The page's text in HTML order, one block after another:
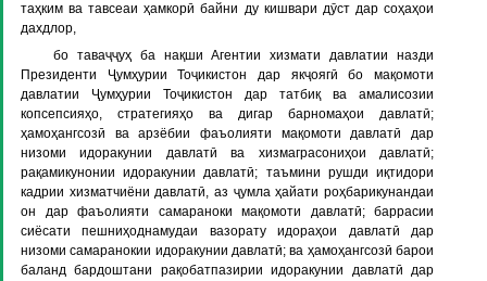
таҳким ва тавсеаи ҳамкорӣ байни ду кишвари дӯст дар соҳаҳои
дахдлор,
бо таваҷҷуҳ ба нақши Агентии хизмати давлатии назди
Президенти Ҷумҳурии Тоҷикистон дар якҷоягӣ бо мақомоти
давлатии Ҷумҳурии Тоҷикистон дар татбиқ ва амалисозии
копсепсияҳо, стратегияҳо ва дигар барномаҳои давлатӣ;
ҳамоҳангсозӣ ва арзёбии фаъолияти мақомоти давлатӣ дар
низоми идоракунии давлатӣ ва хизмаграсониҳои давлатӣ;
рақамикунонии идоракунии давлатӣ; таъмини рушди иқтидори
кадрии хизматчиёни давлатӣ, аз ҷумла ҳайати роҳбарикунандаи
он дар фаъолияти самараноки мақомоти давлатӣ; баррасии
сиёсати пешниҳоднамудаи вазорату идораҳои давлатӣ дар
низоми самаранокии идоракунии давлатӣ; ва ҳамоҳангсозӣ барои
баланд бардоштани рақобатпазирии идоракунии давлатӣ дар